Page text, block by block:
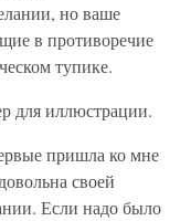
но ваше
в противоречие
тупике.
для иллюстрации.
пришла ко мне
своей
Если надо было